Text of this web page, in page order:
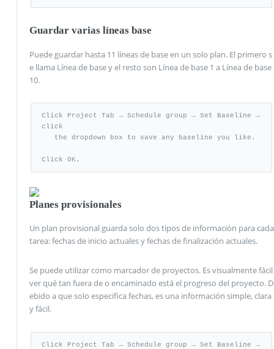
Guardar varias líneas base
Puede guardar hasta 11 líneas de base en un solo plan. El primero s
e llama Línea de base y el resto son Línea de base 1 a Línea de base
10.
Click Project Tab → Schedule group → Set Baseline →
click
Click OK.
Planes provisionales
Un plan provisional guarda solo dos tipos de información para cada
tarea: fechas de inicio actuales y fechas de finalización actuales.
Se puede utilizar como marcador de proyectos. Es visualmente fácil
ver qué tan fuera de o encaminado está el progreso del proyecto. D
ebido a que solo especifica fechas, es una información simple, clara
y fácil.
Click Project Tab → Schedule group → Set Baseline →